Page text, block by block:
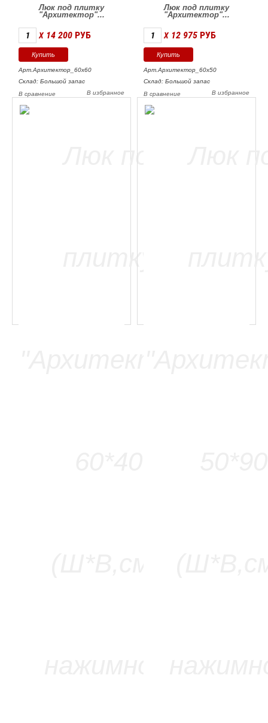
Люк под плитку
"Архитектор"...
X 14 200 РУБ
Арт.Архитектор_60х60
Склад: Большой запас
В избранное
В сравнение
Люк под плитку
"Архитектор"...
X 12 975 РУБ
Арт.Архитектор_60х50
Склад: Большой запас
В избранное
В сравнение